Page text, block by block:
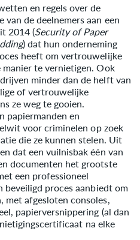
en regels over de
van de deelnemers aan een
2014 (Security of Paper
) dat hun onderneming
heeft om vertrouwelijke
te vernietigen. Ook
minder dan de helft van
of vertrouwelijke
ze weg te gooien.
papiermanden en
voor criminelen op zoek
die ze kunnen stelen. Uit
dat een vuilnisbak één van
documenten het grootste
een professioneel
proces aanbiedt om
met afgesloten consoles,
papierversnippering (al dan
na elke